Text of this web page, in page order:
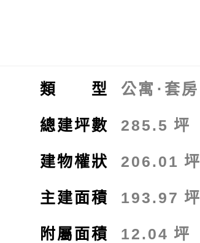
類 型 公寓 ⋅ 套房
總建坪數 285.5 坪
建物權狀 206.01 坪
主建面積 193.97 坪
附屬面積 12.04 坪